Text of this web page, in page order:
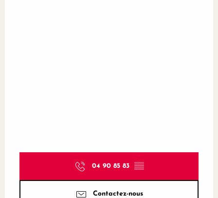
04 90 85 83 ▒▒
Contactez-nous